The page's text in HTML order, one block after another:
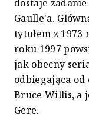
dostaje
Gaulle'a.
tytułem z 1973
roku 1997
jak obecny
odbiegająca od
Bruce Willis, a
Gere.